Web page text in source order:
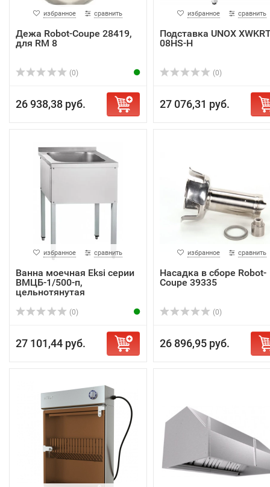
избранное сравнить
Дежа Robot-Coupe 28419,
для RM 8
(0)
26 938,38 руб.
избранное сравнить
Подставка UNOX
08HS-H
(0)
27 076,31 руб.
избранное сравнить
Ванна моечная Eksi серии
ВМЦБ-1/500-п,
цельнотянутая
(0)
27 101,44 руб.
избранное сравнить
Насадка в сборе Robot-
Coupe 39335
(0)
26 896,95 руб.